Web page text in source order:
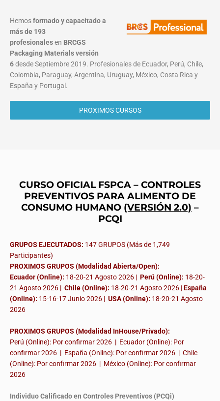
Hemosformado y capacitado a
más de 193
profesionalesen BRCGS
Packaging Materialsversión
6desde Septiembre 2019. Profesionales de Ecuador, Perú, Chile,
Colombia, Paraguay, Argentina, Uruguay, México, Costa Rica y
España y Portugal.
PROXIMOS CURSOS
CURSO OFICIAL FSPCA – CONTROLES
PREVENTIVOS PARA ALIMENTO DE
CONSUMO HUMANO (VERSIÓN 2.0) –
PCQI
GRUPOS EJECUTADOS: 147 GRUPOS (Más de 1,749
Participantes)
PROXIMOS GRUPOS (Modalidad Abierta/Open):
Ecuador (Online): 18-20-21 Agosto 2026 | Perú (Online): 18-20-
21 Agosto 2026 | Chile (Online): 18-20-21 Agosto 2026 |España
(Online): 15-16-17 Junio 2026 | USA (Online): 18-20-21 Agosto
2026
PROXIMOS GRUPOS (Modalidad InHouse/Privado):
Perú (Online): Por confirmar 2026 | Ecuador (Online): Por
confirmar 2026 | España (Online): Por confirmar 2026 | Chile
(Online): Por confirmar 2026 | México (Online): Por confirmar
2026
Individuo Calificado en Controles Preventivos (PCQi)